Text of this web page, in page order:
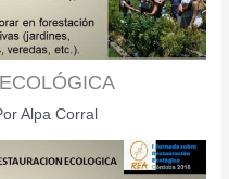
Alpa Corral